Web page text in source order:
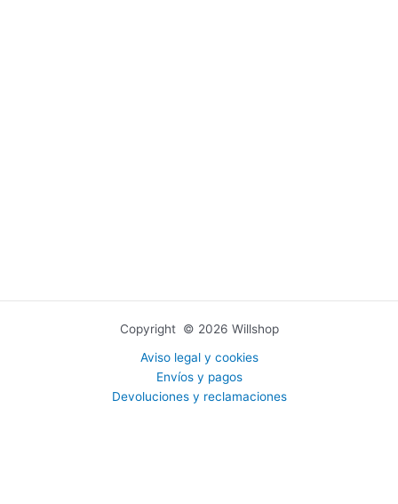
Copyright © 2026 Willshop
Aviso legal y cookies
Envíos y pagos
Devoluciones y reclamaciones